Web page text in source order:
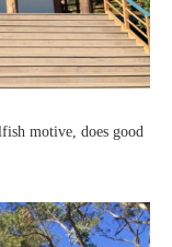
motive, does good